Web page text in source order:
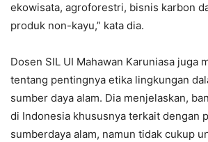
ekowisata, agroforestri, bisnis karbon
produk non-kayu,” kata dia.
Dosen SIL UI Mahawan Karuniasa juga
tentang pentingnya etika lingkungan
sumber daya alam. Dia menjelaskan,
di Indonesia khususnya terkait dengan
sumberdaya alam, namun tidak cukup